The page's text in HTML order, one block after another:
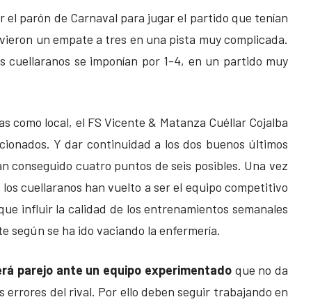
parón de Carnaval para jugar el partido que tenían
un empate a tres en una pista muy complicada.
cuellaranos se imponían por 1-4, en un partido muy
como local, el FS Vicente & Matanza Cuéllar Cojalba
Y dar continuidad a los dos buenos últimos
conseguido cuatro puntos de seis posibles. Una vez
cuellaranos han vuelto a ser el equipo competitivo
influir la calidad de los entrenamientos semanales
según se ha ido vaciando la enfermería.
parejo ante un equipo experimentadoque no da
errores del rival. Por ello deben seguir trabajando en